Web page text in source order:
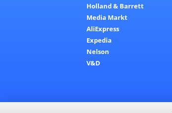
Holland & Barrett
Media Markt
AliExpress
Expedia
Nelson
V&D